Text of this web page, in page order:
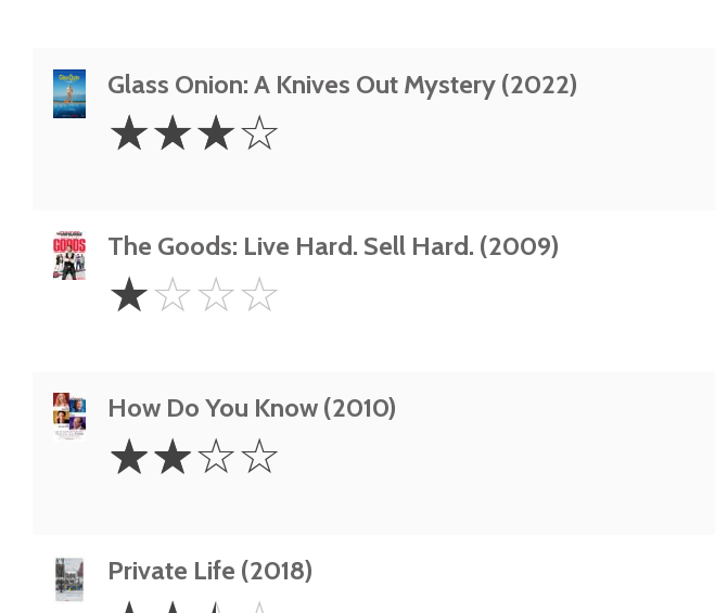
Glass Onion: A Knives Out Mystery (2022)
Stars
☆☆☆☆
The Goods: Live Hard. Sell Hard. (2009)
Star
☆☆☆☆
How Do You Know (2010)
Stars
☆☆☆☆
Private Life (2018)
2.5